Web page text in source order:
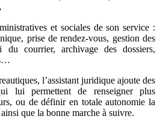
et sociales de son service :
prise de rendez-vous, gestion des
courrier, archivage des dossiers,
l’assistant juridique ajoute des
lui permettent de renseigner plus
ou de définir en totale autonomie la
que la bonne marche à suivre.